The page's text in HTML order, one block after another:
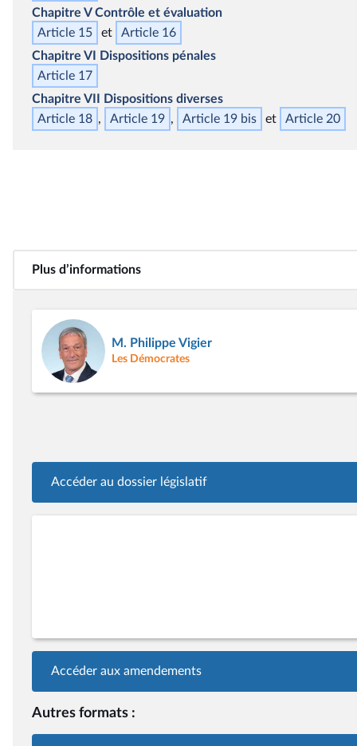
Chapitre VContrôle et évaluation
Article 15
Article 16
Chapitre VI
Dispositions pénales
Article 17
Chapitre VII
Dispositions diverses
Article 18
Article 19 Article 19 bis Article 20
Plus d’informations
M. Philippe Vigier
Les Démocrates
Accéder au dossier législatif
Accéder aux amendements
Autres formats :